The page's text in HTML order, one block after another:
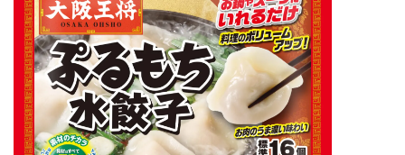
Global menu
Instagram SDGs SNS
イートアンドの仕事
アウトドア
アヒージョ
アレルギー
アレルゲン
アレンジ
アレンジレシピ
セカンド冷凍庫
たれつき肉焼売
国産
冷凍食品ジャーナリスト山本純子の『冷凍食品のはなし』